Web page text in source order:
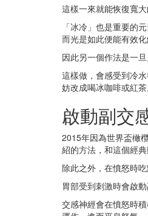
這樣一來就能恢復寬
「冰冷」也是重要的
而光是如此便能有效化
因此另一個作法是一
這樣做，會感受到冷
妨改成喝冰咖啡或紅茶
啟動副交
2015年因為世界盃橄
紹的方法，和這個經典
除此之外，在憤怒時
胃部受到刺激時會啟
交感神經會在憤怒時